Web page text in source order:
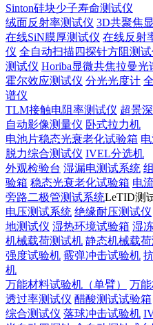
Sinton硅块少子寿命测试仪
绒面反射率测试仪 3D共聚焦
在线SiN膜厚测试仪 在线反射
仪 全自动扫描四探针方阻测试
测试仪 Horiba显微共焦拉曼光
霍尔效应测试仪 分光光度计
谱仪
TLM接触电阻率测试仪 超景
自动影像测量仪 卧式拉力机
电池片稳态光衰老化试验箱
脱力综合测试仪 IVEL分选机
外观检验台 湿漏电测试系统
验箱 稳态光衰老化试验箱 电
旁路二极管测试系统LeTID测
电压测试系统 绝缘耐压测试仪
地测试仪 湿热环境试验箱 湿
机械载荷测试机 静态机械载
强度试验机 霰弹冲击试验机
机
万能材料试验机（单臂）
万能
透过率测试仪 醋酸测试试验箱
综合测试仪 落球冲击试验机